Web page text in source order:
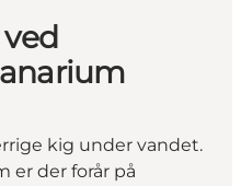
kig under vandet.
er der forår på